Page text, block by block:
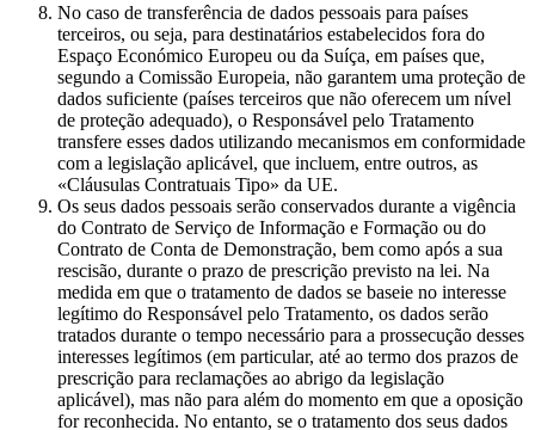
No caso de transferência de dados pessoais para países
terceiros, ou seja, para destinatários estabelecidos fora do
Espaço Económico Europeu ou da Suíça, em países que,
segundo a Comissão Europeia, não garantem uma proteção de
dados suficiente (países terceiros que não oferecem um nível
de proteção adequado), o Responsável pelo Tratamento
transfere esses dados utilizando mecanismos em conformidade
com a legislação aplicável, que incluem, entre outros, as
«Cláusulas Contratuais Tipo» da UE.
Os seus dados pessoais serão conservados durante a vigência
do Contrato de Serviço de Informação e Formação ou do
Contrato de Conta de Demonstração, bem como após a sua
rescisão, durante o prazo de prescrição previsto na lei. Na
medida em que o tratamento de dados se baseie no interesse
legítimo do Responsável pelo Tratamento, os dados serão
tratados durante o tempo necessário para a prossecução desses
interesses legítimos (em particular, até ao termo dos prazos de
prescrição para reclamações ao abrigo da legislação
aplicável), mas não para além do momento em que a oposição
for reconhecida. No entanto, se o tratamento dos seus dados